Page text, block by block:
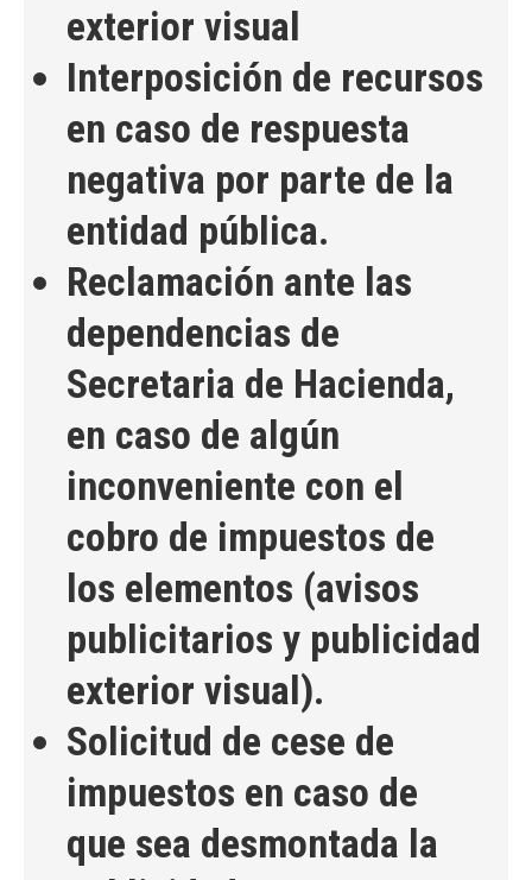
exterior visual
Interposición de recursos
en caso de respuesta
negativa por parte de la
entidad pública.
Reclamación ante las
dependencias de
Secretaria de Hacienda,
en caso de algún
inconveniente con el
cobro de impuestos de
los elementos (avisos
publicitarios y publicidad
exterior visual).
Solicitud de cese de
impuestos en caso de
que sea desmontada la